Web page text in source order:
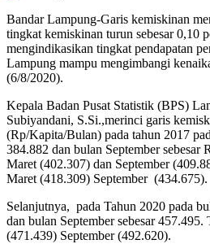
Bandar Lampung-Garis kemiskinan
tingkat kemiskinan turun sebesar 0,10
mengindikasikan tingkat pendapatan
Lampung mampu mengimbangi
(6/8/2020).
Kepala Badan Pusat Statistik (BPS)
Subiyandani, S.Si.,merinci garis
(Rp/Kapita/Bulan) pada tahun 2017
384.882 dan bulan September sebesar
Maret (402.307) dan September
Maret (418.309) September (434.675).
Selanjutnya, pada Tahun 2020 pada
dan bulan September sebesar
(471.439) September (492.620).